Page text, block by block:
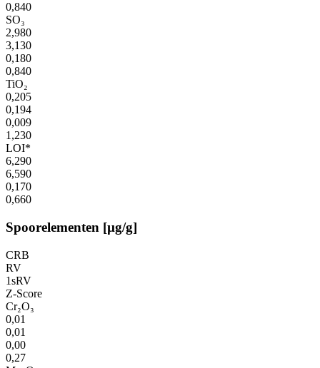
0,840
SO₃
2,980
3,130
0,180
0,840
TiO₂
0,205
0,194
0,009
1,230
LOI*
6,290
6,590
0,170
0,660
Spoorelementen [µg/g]
CRB
RV
1sRV
Z-Score
Cr₂O₃
0,01
0,01
0,00
0,27